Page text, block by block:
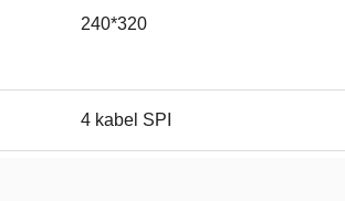
240*320
4 kabel SPI